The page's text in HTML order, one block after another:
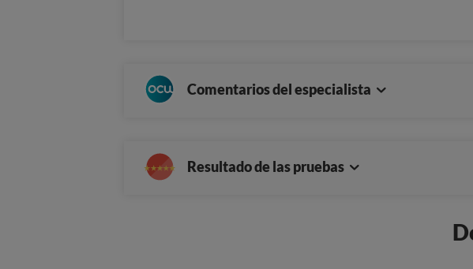
Comentarios del especialista
Resultado de las pruebas